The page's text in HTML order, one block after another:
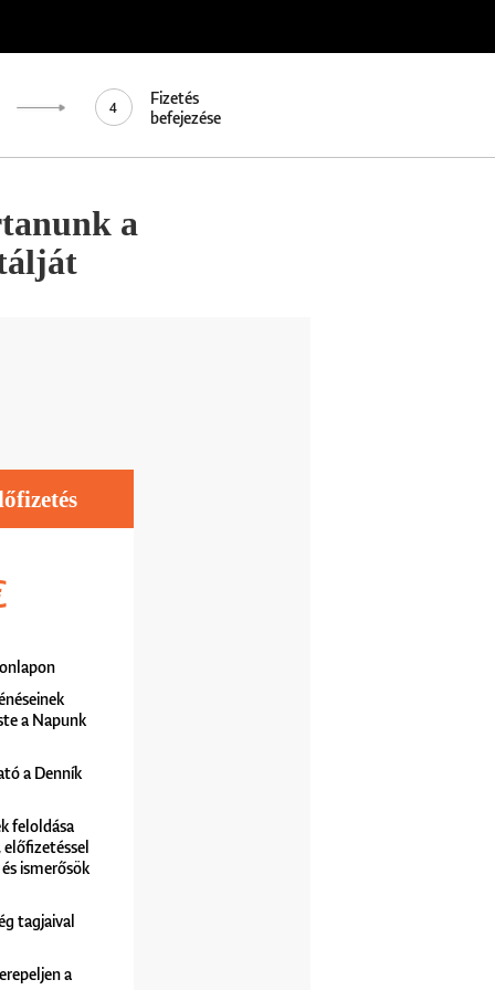
4
Fizetés
befejezése
a
a Napunk
a Denník
feloldása
ismerősök
tagjaival
a